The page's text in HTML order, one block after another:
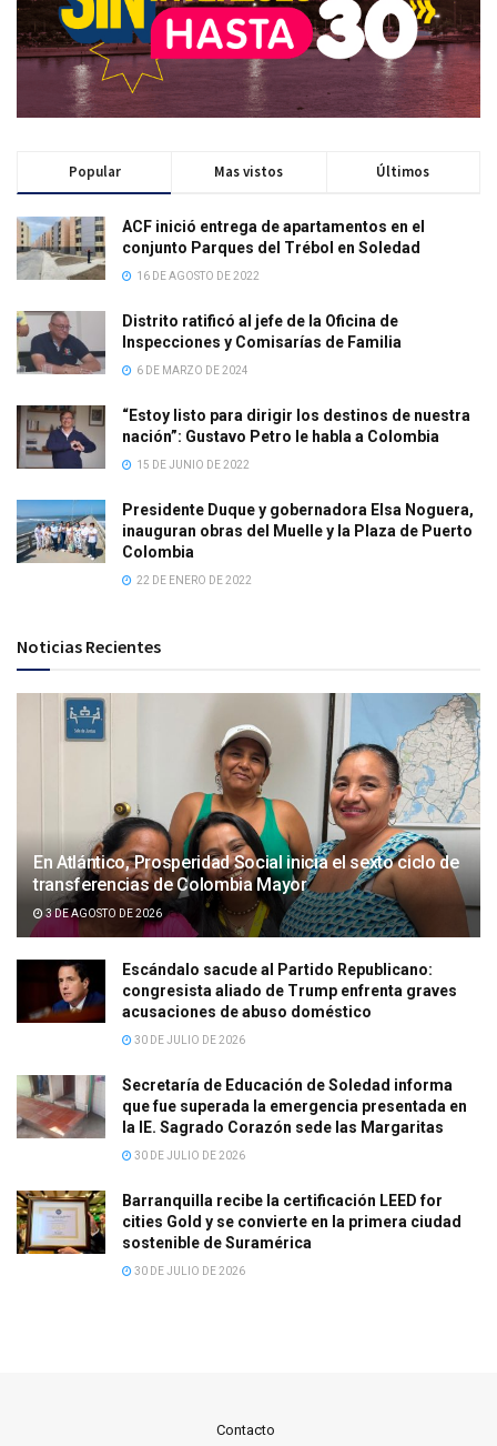
Popular Mas vistos Últimos
ACF inició entrega de apartamentos en el
conjunto Parques del Trébol en Soledad
16 DE AGOSTO DE 2022
Distrito ratificó al jefe de la Oficina de
Inspecciones y Comisarías de Familia
6 DE MARZO DE 2024
“Estoy listo para dirigir los destinos de nuestra
nación”: Gustavo Petro le habla a Colombia
15 DE JUNIO DE 2022
Presidente Duque y gobernadora Elsa Noguera,
inauguran obras del Muelle y la Plaza de Puerto
Colombia
22 DE ENERO DE 2022
Noticias Recientes
En Atlántico, Prosperidad Social inicia el sexto ciclo de
transferencias de Colombia Mayor
3 DE AGOSTO DE 2026
Escándalo sacude al Partido Republicano:
congresista aliado de Trump enfrenta graves
acusaciones de abuso doméstico
30 DE JULIO DE 2026
Secretaría de Educación de Soledad informa
que fue superada la emergencia presentada en
la IE. Sagrado Corazón sede las Margaritas
30 DE JULIO DE 2026
Barranquilla recibe la certificación LEED for
cities Gold y se convierte en la primera ciudad
sostenible de Suramérica
30 DE JULIO DE 2026
Contacto